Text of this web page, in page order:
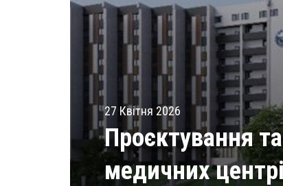
27 Квітня 2026
Проєктування
медичних